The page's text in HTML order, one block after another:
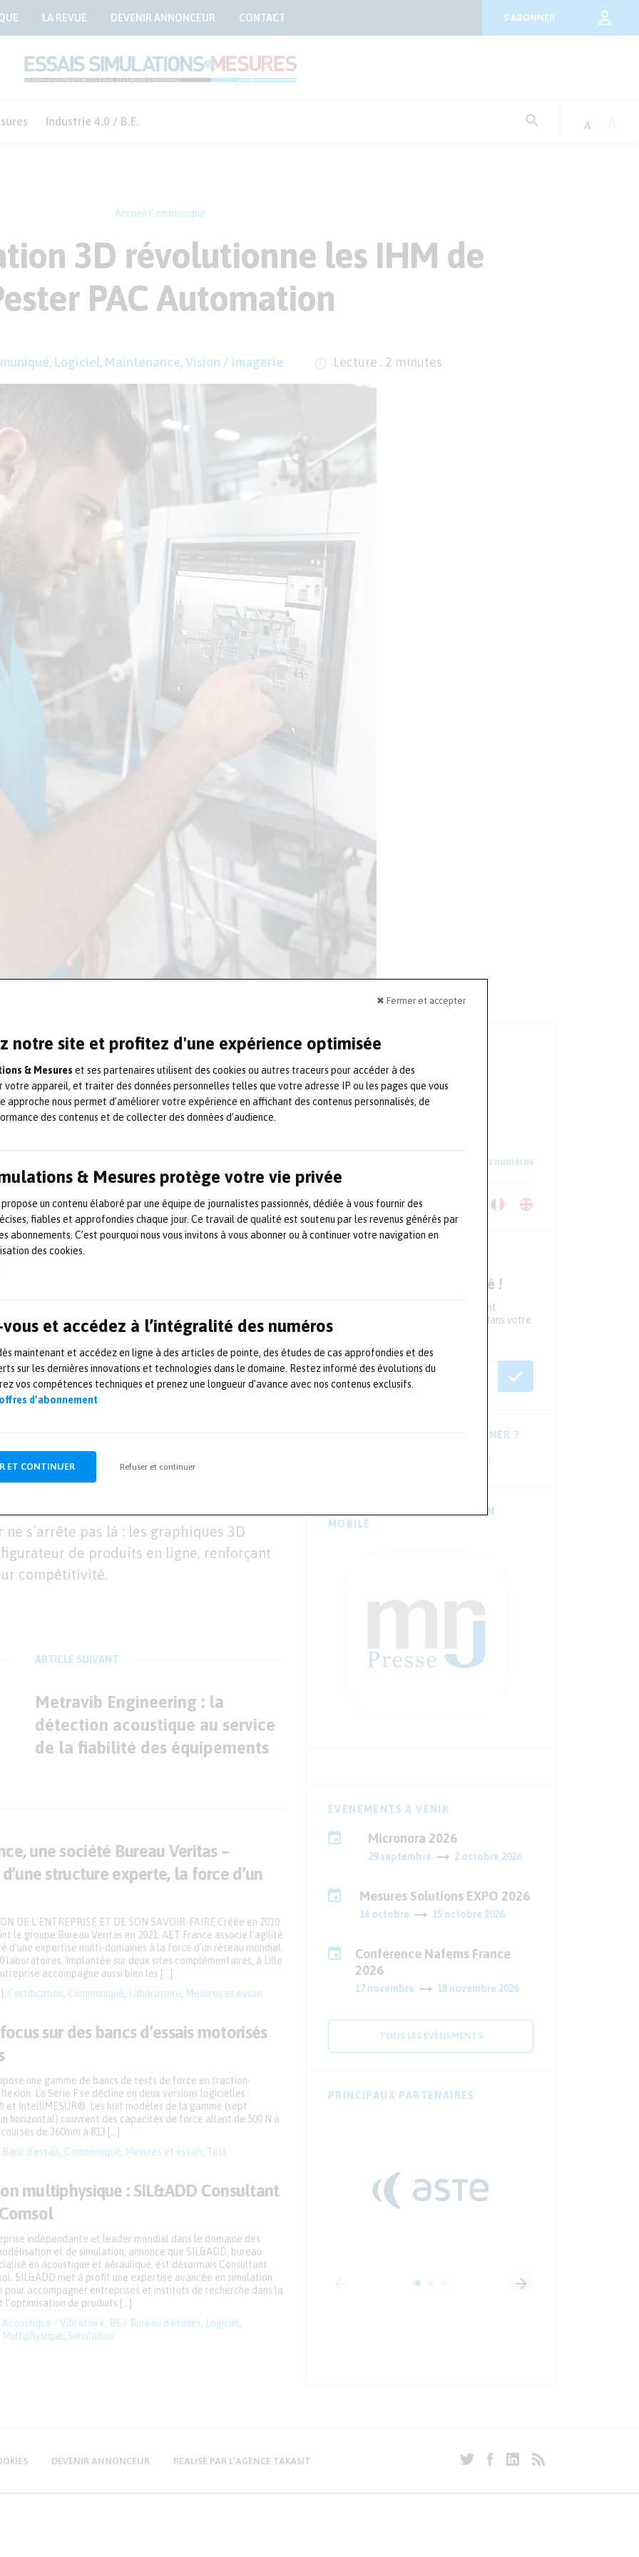
✖ Fermer et accepter
notre site et profitez d'une expérience optimisée
& Mesures et ses partenaires utilisent des cookies ou autres traceurs pour accéder à des
votre appareil, et traiter des données personnelles telles que votre adresse IP ou les pages que vous
approche nous permet d’améliorer votre expérience en affichant des contenus personnalisés, de
des contenus et de collecter des données d’audience.
& Mesures protège votre vie privée
un contenu élaboré par une équipe de journalistes passionnés, dédiée à vous fournir des
fiables et approfondies chaque jour. Ce travail de qualité est soutenu par les revenus générés par
abonnements. C’est pourquoi nous vous invitons à vous abonner ou à continuer votre navigation en
des cookies.
et accédez à l’intégralité des numéros
maintenant et accédez en ligne à des articles de pointe, des études de cas approfondies et des
sur les dernières innovations et technologies dans le domaine. Restez informé des évolutions du
vos compétences techniques et prenez une longueur d’avance avec nos contenus exclusifs.
d’abonnement
ET CONTINUER Refuser et continuer
LA REVUE DEVENIR ANNONCEUR CONTACT S'ABONNER
Industrie 4.0 / B.E.
Accueil Communiqué
3D révolutionne les IHM de
PAC Automation
, Logiciel, Maintenance, Vision / imagerie Lecture : 2 minutes
leader mondial des solutions
interfaces homme-machine (IHM) plus
de la solution3DViewStationde Kisters a
utilisateur en associant des
d’emballage.
opérateurs peuvent désormais
leur emplacement dans l’espace et
ou commander des pièces détachées
renforce la productivité et réduit les
n’a pas été sans défis : intégrer une
IHM classique tout en répondant aux
des développements personnalisés.
équipées de cette technologie ont
accompagnées d’un catalogue
solution de maintenance préventive.
avec Kisters pour concevoir une nouvelle
début, la synergie et l’entente ont été
& Numérique chez Pester PAC
s’arrête pas là : les graphiques 3D
de produits en ligne, renforçant
compétitivité.
ARTICLE SUIVANT
Metravib Engineering : la
détection acoustique au service
de la fiabilité des équipements
une société Bureau Veritas –
d’une structure experte, la force d’un
Certification Communiqué Laboratoire Mesures et essais
DE L’ENTREPRISE ET DE SON SAVOIR-FAIRE Créée en 2010
le groupe Bureau Veritas en 2021, AET France associe l’agilité
d’une expertise multi-domaines à la force d’un réseau mondial
laboratoires. Implantée sur deux sites complémentaires, à Lille
accompagne aussi bien les […]
sur des bancs d’essais motorisés
Banc d'essais Communiqué Mesures et essais Test
une gamme de bancs de tests de force en traction-
La Série F se décline en deux versions logicielles :
et IntelliMESUR®. Les huit modèles de la gamme (sept
horizontal) couvrent des capacités de force allant de 500 N à
de 360mm à 813 […]
multiphysique : SIL&ADD Consultant
Acoustique / Vibratoire BE / Bureau d'études Logiciel
Multiphysique Simulation
indépendante et leader mondial dans le domaine des
et de simulation, annonce que SIL&ADD, bureau
en acoustique et aéraulique, est désormais Consultant
SIL&ADD met à profit une expertise avancée en simulation
pour accompagner entreprises et instituts de recherche dans la
l’optimisation de produits […]
LA REVUE
Numéro 164
Avril - Mai - Juin
Voir les anciens numéros
Télécharger le Kit Média
Ne ratez aucune actualité !
Tous les 15 jours, recevez directement
l'essentiel de l'actualité du secteur dans votre
boite mail
VOUS HÉSITEZ À VOUS ABONNER ?
Consultez les dernières newsletters !
TÉLÉCHARGER L’APPLICATION
MOBILE
ÉVÈNEMENTS À VENIR
Micronora 2026
29 septembre 2 octobre 2026
Mesures Solutions EXPO 2026
14 octobre 15 octobre 2026
Conférence Nafems France
2026
17 novembre 18 novembre 2026
TOUS LES ÉVÈNEMENTS
PRINCIPAUX PARTENAIRES
DEVENIR ANNONCEUR RÉALISÉ PAR L’AGENCE TAKASIT